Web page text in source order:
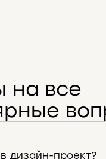
на все
дизайн-проект?